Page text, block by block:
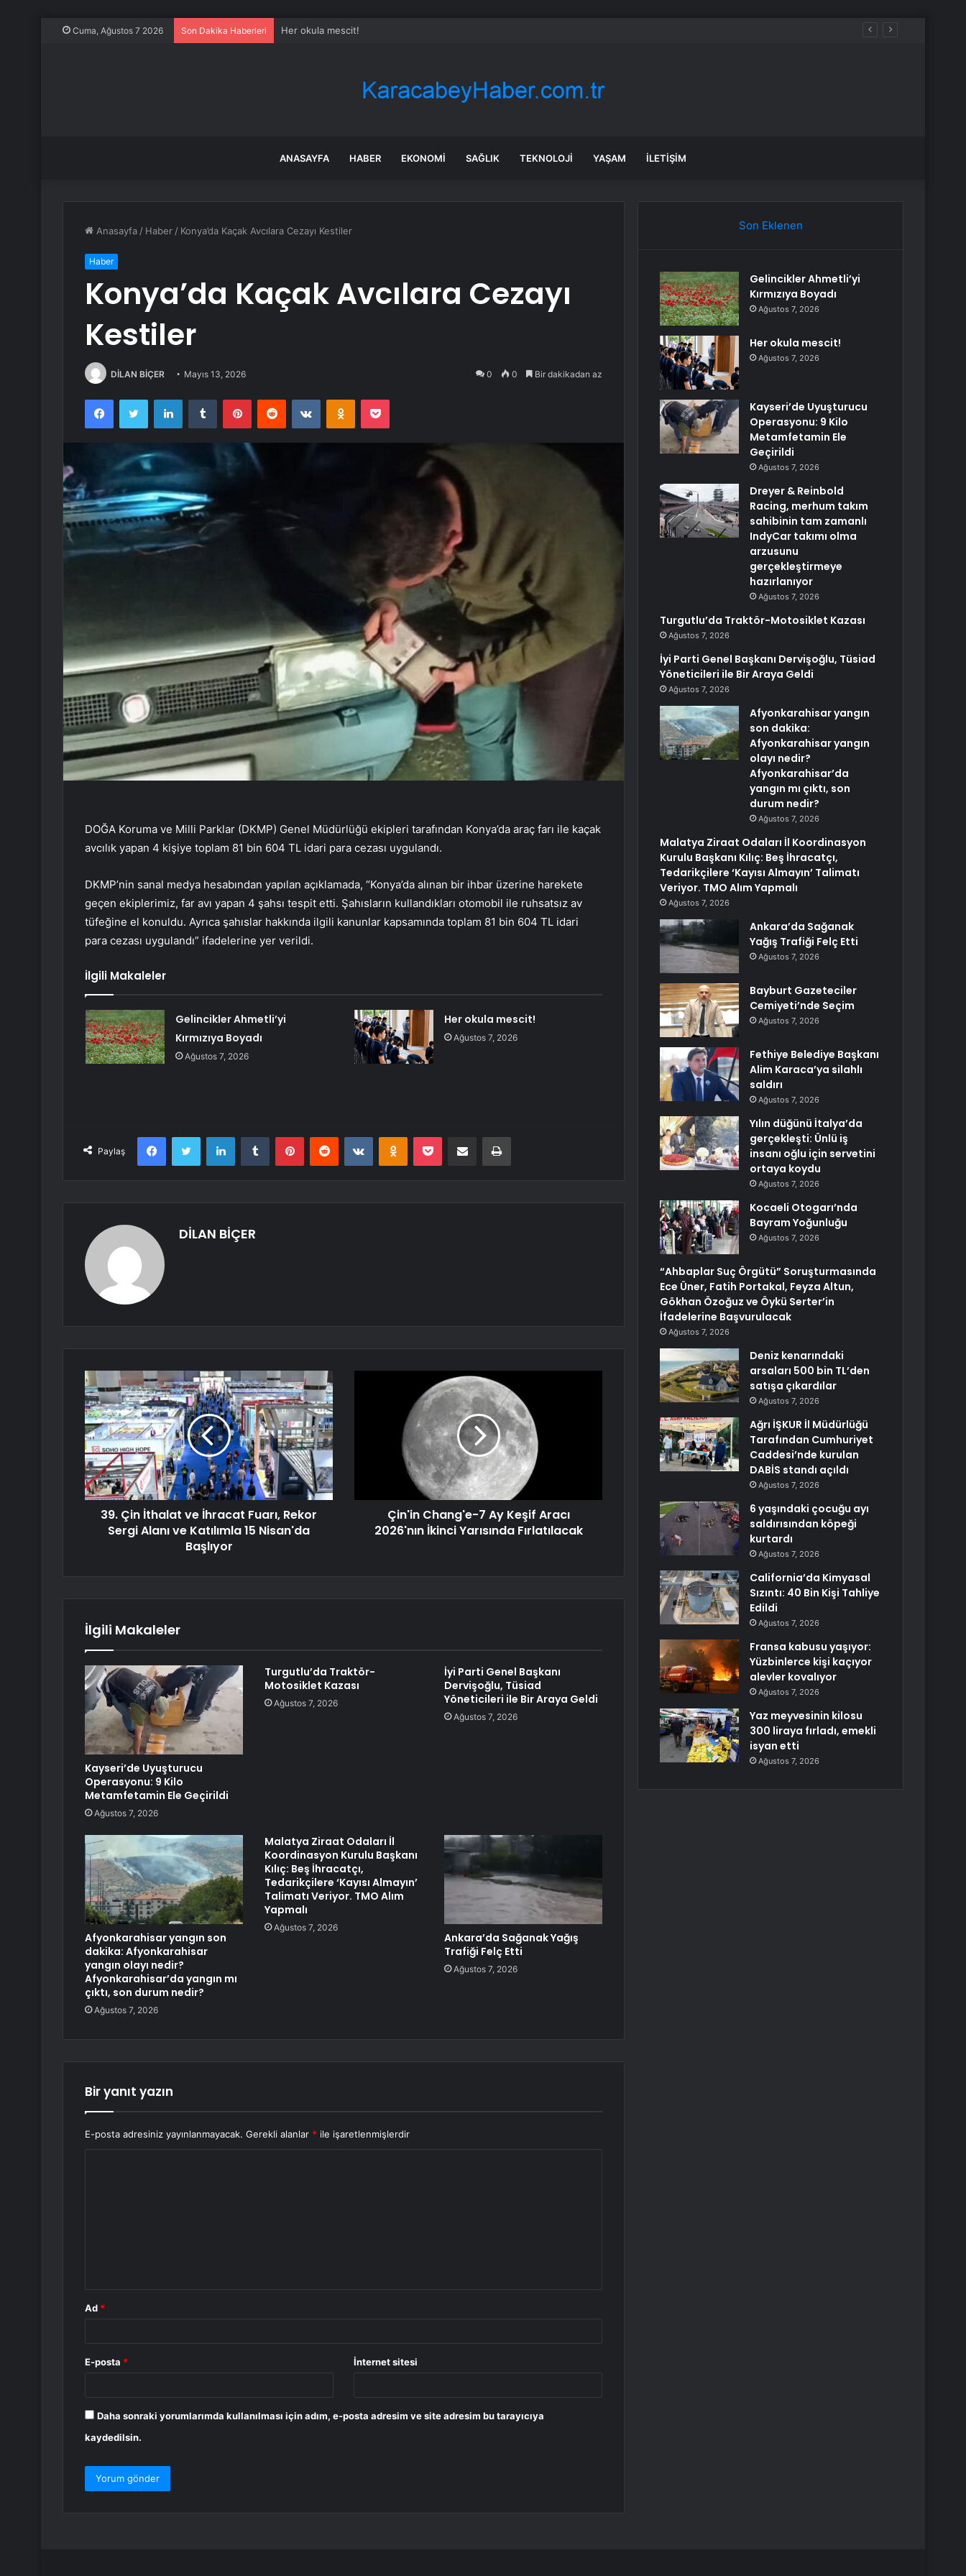
Cuma, Ağustos 7 2026 Son Dakika Haberleri Her okula mescit!
ANASAYFA HABER EKONOMI SAĞLIK TEKNOLOJI YAŞAM İLETIŞIM
Anasayfa / Haber / Konya’da Kaçak Avcılara Cezayı Kestiler
Haber
Konya’da Kaçak Avcılara Cezayı
Kestiler
DİLAN BİÇER Mayıs 13, 2026 0 0 Bir dakikadan az
FacebookTwitter LinkedInTumblr PinterestReddit VKontakteOdnoklassniki
Pocket
DOĞA Koruma ve Milli Parklar (DKMP) Genel Müdürlüğü ekipleri tarafından Konya’da araç farı ile kaçak
avcılık yapan 4 kişiye toplam 81 bin 604 TL idari para cezası uygulandı.
DKMP’nin sanal medya hesabından yapılan açıklamada, “Konya’da alınan bir ihbar üzerine harekete
geçen ekiplerimiz, far avı yapan 4 şahsı tespit etti. Şahısların kullandıkları otomobil ile ruhsatsız av
tüfeğine el konuldu. Ayrıca şahıslar hakkında ilgili kanunlar kapsamında toplam 81 bin 604 TL idari
para cezası uygulandı” ifadelerine yer verildi.
İlgili Makaleler
Gelincikler Ahmetli’yi
Kırmızıya Boyadı
Ağustos 7, 2026
Her okula mescit!
Ağustos 7, 2026
Paylaş
FacebookTwitter LinkedInTumblr PinterestReddit VKontakteOdnoklassniki
Pocket E-Posta ile paylaş Yazdır
DİLAN BİÇER
39. Çin İthalat ve İhracat Fuarı, Rekor
Sergi Alanı ve Katılımla 15 Nisan'da
Başlıyor
Çin'in Chang'e-7 Ay Keşif Aracı
2026'nın İkinci Yarısında Fırlatılacak
İlgili Makaleler
Kayseri’de Uyuşturucu
Operasyonu: 9 Kilo
Metamfetamin Ele Geçirildi
Ağustos 7, 2026
Turgutlu’da Traktör-
Motosiklet Kazası
Ağustos 7, 2026
İyi Parti Genel Başkanı
Dervişoğlu, Tüsiad
Yöneticileri ile Bir Araya Geldi
Ağustos 7, 2026
Afyonkarahisar yangın son
dakika: Afyonkarahisar
yangın olayı nedir?
Afyonkarahisar’da yangın mı
çıktı, son durum nedir?
Ağustos 7, 2026
Malatya Ziraat Odaları İl
Koordinasyon Kurulu Başkanı
Kılıç: Beş İhracatçı,
Tedarikçilere ‘Kayısı Almayın’
Talimatı Veriyor. TMO Alım
Yapmalı
Ağustos 7, 2026
Ankara’da Sağanak Yağış
Trafiği Felç Etti
Ağustos 7, 2026
Bir yanıt yazın
E-posta adresiniz yayınlanmayacak. Gerekli alanlar * ile işaretlenmişlerdir
Ad *
E-posta * İnternet sitesi
Daha sonraki yorumlarımda kullanılması için adım, e-posta adresim ve site adresim bu tarayıcıya
kaydedilsin.
Son Eklenen
Gelincikler Ahmetli’yi
Kırmızıya Boyadı
Ağustos 7, 2026
Her okula mescit!
Ağustos 7, 2026
Kayseri’de Uyuşturucu
Operasyonu: 9 Kilo
Metamfetamin Ele
Geçirildi
Ağustos 7, 2026
Dreyer & Reinbold
Racing, merhum takım
sahibinin tam zamanlı
IndyCar takımı olma
arzusunu
gerçekleştirmeye
hazırlanıyor
Ağustos 7, 2026
Turgutlu’da Traktör-Motosiklet Kazası
Ağustos 7, 2026
İyi Parti Genel Başkanı Dervişoğlu, Tüsiad
Yöneticileri ile Bir Araya Geldi
Ağustos 7, 2026
Afyonkarahisar yangın
son dakika:
Afyonkarahisar yangın
olayı nedir?
Afyonkarahisar’da
yangın mı çıktı, son
durum nedir?
Ağustos 7, 2026
Malatya Ziraat Odaları İl Koordinasyon
Kurulu Başkanı Kılıç: Beş İhracatçı,
Tedarikçilere ‘Kayısı Almayın’ Talimatı
Veriyor. TMO Alım Yapmalı
Ağustos 7, 2026
Ankara’da Sağanak
Yağış Trafiği Felç Etti
Ağustos 7, 2026
Bayburt Gazeteciler
Cemiyeti’nde Seçim
Ağustos 7, 2026
Fethiye Belediye Başkanı
Alim Karaca’ya silahlı
saldırı
Ağustos 7, 2026
Yılın düğünü İtalya’da
gerçekleşti: Ünlü iş
insanı oğlu için servetini
ortaya koydu
Ağustos 7, 2026
Kocaeli Otogarı’nda
Bayram Yoğunluğu
Ağustos 7, 2026
“Ahbaplar Suç Örgütü” Soruşturmasında
Ece Üner, Fatih Portakal, Feyza Altun,
Gökhan Özoğuz ve Öykü Serter’in
İfadelerine Başvurulacak
Ağustos 7, 2026
Deniz kenarındaki
arsaları 500 bin TL’den
satışa çıkardılar
Ağustos 7, 2026
Ağrı İŞKUR İl Müdürlüğü
Tarafından Cumhuriyet
Caddesi’nde kurulan
DABİS standı açıldı
Ağustos 7, 2026
6 yaşındaki çocuğu ayı
saldırısından köpeği
kurtardı
Ağustos 7, 2026
California’da Kimyasal
Sızıntı: 40 Bin Kişi Tahliye
Edildi
Ağustos 7, 2026
Fransa kabusu yaşıyor:
Yüzbinlerce kişi kaçıyor
alevler kovalıyor
Ağustos 7, 2026
Yaz meyvesinin kilosu
300 liraya fırladı, emekli
isyan etti
Ağustos 7, 2026